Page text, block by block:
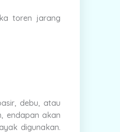
toren jarang
debu, atau
endapan akan
digunakan.